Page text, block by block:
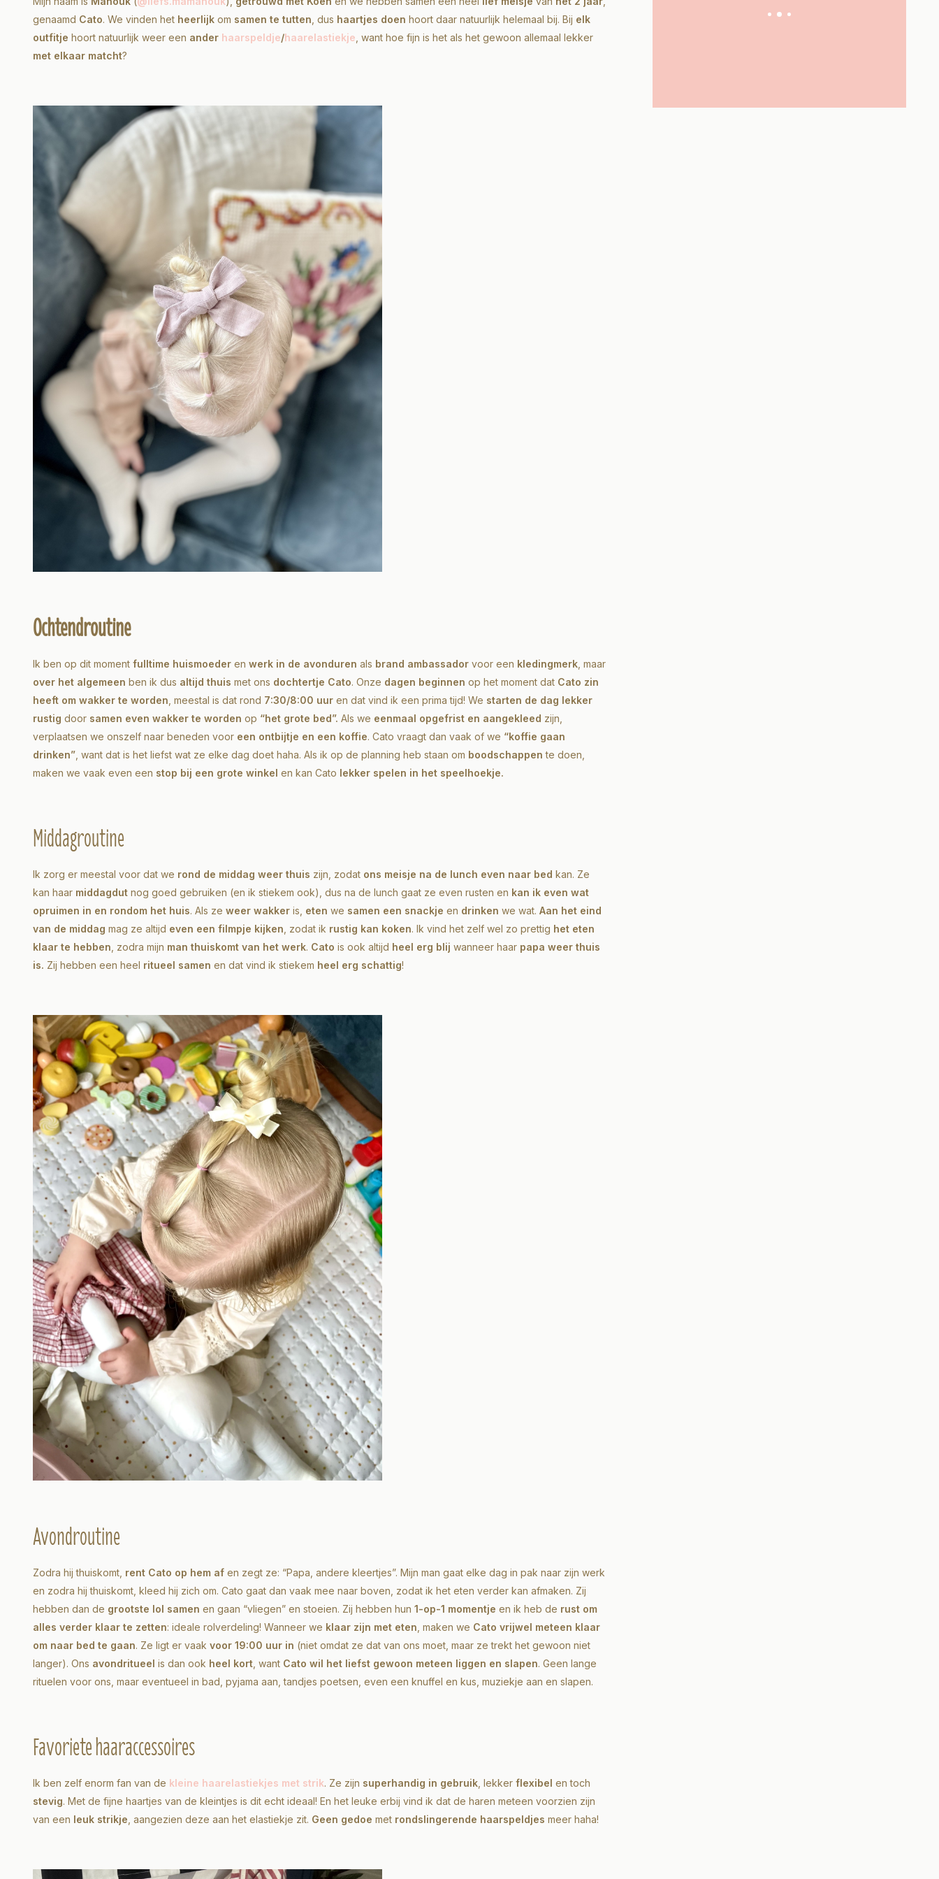
genaamd Cato. We vinden het heerlijk om samen te tutten , dus haartjes doen hoort daar natuurlijk helemaal bij. Bij elk
outfitje hoort natuurlijk weer een ander haarspeldje/haarelastiekje , want hoe fijn is het als het gewoon allemaal lekker
met elkaar matcht?
Ochtendroutine
Ik ben op dit moment fulltime huismoeder en werk in de avonduren als brand ambassador voor een kledingmerk , maar
over het algemeen ben ik dus altijd thuis met ons dochtertje Cato. Onze dagen beginnen op het moment dat Cato zin
heeft om wakker te worden , meestal is dat rond 7:30/8:00 uur en dat vind ik een prima tijd! We starten de dag lekker
rustig door samen even wakker te worden op “het grote bed”. Als we eenmaal opgefrist en aangekleed zijn,
verplaatsen we onszelf naar beneden voor een ontbijtje en een koffie. Cato vraagt dan vaak of we “koffie gaan
drinken” , want dat is het liefst wat ze elke dag doet haha. Als ik op de planning heb staan om boodschappen te doen,
maken we vaak even een stop bij een grote winkel en kan Cato lekker spelen in het speelhoekje.
Middagroutine
Ik zorg er meestal voor dat we rond de middag weer thuis zijn, zodat ons meisje na de lunch even naar bed kan. Ze
kan haar middagdut nog goed gebruiken (en ik stiekem ook), dus na de lunch gaat ze even rusten en kan ik even wat
opruimen in en rondom het huis. Als ze weer wakker is, eten we samen een snackje en drinken we wat. Aan het eind
van de middag mag ze altijd even een filmpje kijken , zodat ik rustig kan koken. Ik vind het zelf wel zo prettig het eten
klaar te hebben , zodra mijn man thuiskomt van het werk. Cato is ook altijd heel erg blij wanneer haar papa weer thuis
is. Zij hebben een heel ritueel samen en dat vind ik stiekem heel erg schattig!
Avondroutine
Zodra hij thuiskomt, rent Cato op hem af en zegt ze: “Papa, andere kleertjes”. Mijn man gaat elke dag in pak naar zijn werk
en zodra hij thuiskomt, kleed hij zich om. Cato gaat dan vaak mee naar boven, zodat ik het eten verder kan afmaken. Zij
hebben dan de grootste lol samen en gaan “vliegen” en stoeien. Zij hebben hun 1-op-1 momentje en ik heb de rust om
alles verder klaar te zetten: ideale rolverdeling! Wanneer we klaar zijn met eten , maken we Cato vrijwel meteen klaar
om naar bed te gaan. Ze ligt er vaak voor 19:00 uur in (niet omdat ze dat van ons moet, maar ze trekt het gewoon niet
langer). Ons avondritueel is dan ook heel kort , want Cato wil het liefst gewoon meteen liggen en slapen. Geen lange
rituelen voor ons, maar eventueel in bad, pyjama aan, tandjes poetsen, even een knuffel en kus, muziekje aan en slapen.
Favoriete haaraccessoires
Ik ben zelf enorm fan van de kleine haarelastiekjes met strik. Ze zijn superhandig in gebruik , lekker flexibel en toch
stevig. Met de fijne haartjes van de kleintjes is dit echt ideaal! En het leuke erbij vind ik dat de haren meteen voorzien zijn
van een leuk strikje , aangezien deze aan het elastiekje zit. Geen gedoe met rondslingerende haarspeldjes meer haha!